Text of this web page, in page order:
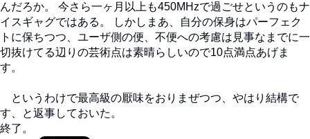
んだろか。 今さら一ヶ月以上も450MHzで過ごせというのもナ
イスギャグではある。 しかしまあ、自分の保身はパーフェク
トに保ちつつ、ユーザ側の便、不便への考慮は見事なまでに一
切抜けてる辺りの芸術点は素晴らしいので10点満点あげま
す。
というわけで最高級の厭味をおりまぜつつ、やはり結構で
す、と返事しておいた。
終了。